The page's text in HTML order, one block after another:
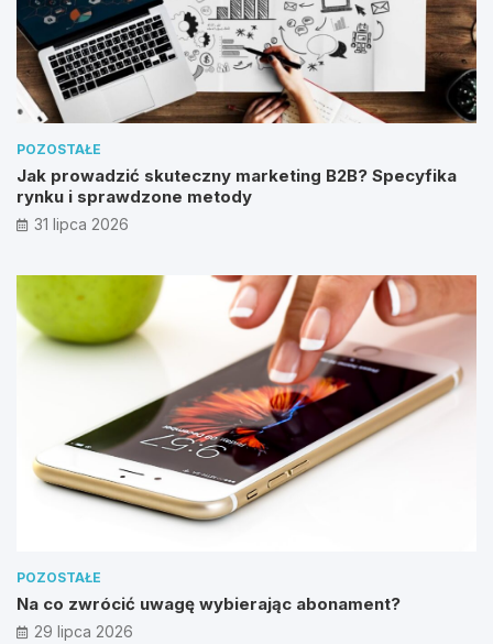
POZOSTAŁE
Jak prowadzić skuteczny marketing B2B? Specyfika
rynku i sprawdzone metody
31 lipca 2026
POZOSTAŁE
Na co zwrócić uwagę wybierając abonament?
29 lipca 2026